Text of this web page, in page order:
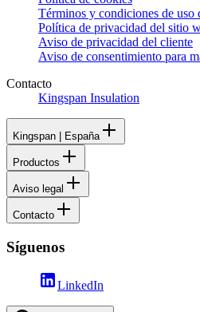
Términos y condiciones de uso
Política de privacidad del sitio
Aviso de privacidad del cliente
Aviso de consentimiento para
Contacto
Kingspan Insulation
Kingspan | España
Productos
Aviso legal
Contacto
Síguenos
LinkedIn